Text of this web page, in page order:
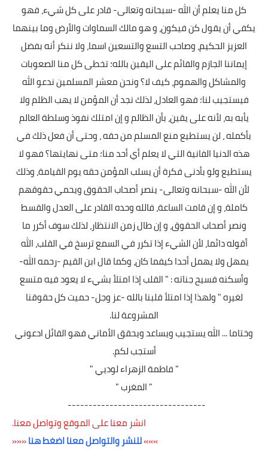
كل منا يعلم أن الله -سبحانه وتعالى- قادر على كل شيء، فهو
يكفي أن يقول كن فيكون، و هو مالك السماوات والأرض وما بينهما
العزيز الحكيم، وصاحب التسع والتسعين اسما، ولا ننكر أنه بفضل
إيماننا الجازم والقائم على اليقين بالله؛ تخطى كل منا الصعوبات
والمشاكل والهموم، كيف لا؟ ونحن معشر المسلمين ندعو الله
فيستجيب لنا؛ فهو العادل، لذلك نجد أن المؤمن لا يهب الظلم ولا
يأبه به، لأنه على يقين، بأن الظالم و إن امتلك نفوذ وسلطة العالم
بأكمله ، لن يستطيع منع المسلم من حقه ، وحتى أن فعل ذلك في
هذه الدنيا الفانية التي لا يعلم أي أحد منا؛ متى نهايتها؟ فهو لا
يستطيع ولو بأدنى فكرة أن يسلب المؤمن حقه يوم القيامة، وذلك
لأن الله -سبحانه وتعالى- ينصر أصحاب الحقوق ويحمي حقوقهم
كاملة، و إن قامت الساعة، فالله وحده القادر على العدل والقسط
ونصر أصحاب الحقوق، و إن طال زمن الانتظار، لذلك سوف أكرر ما
أقوله دائما، لأن الشيء إذا تكرر في السمع ترسخ في القلب، الله
يمهل ولا يهمل أحدا كيفما كان، وكما قال ابن القيم -رحمه الله-
وأسكنه فسيح جناته : " القلب إذا امتلأ بشيء لا يعود فيه متسع
لغيره " ولهذا إذا امتلأ قلبنا بالله -عز وجل- حميت كل حقوقنا
المشروعة لنا.
وختاما ... الله يستجيب ويساعد ويحقق الأماني فهو القائل ادعوني
أستجب لكم.
" فاطمة الزهراء لوديي "
" المغرب "
---------------------------------
انشر معنا على الموقع وتواصل معنا.
»»»للنشر والتواصل معنا اضغط هنا«««